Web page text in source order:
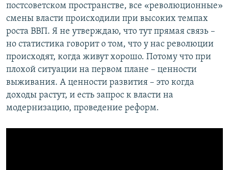
постсоветском пространстве, все «революционные»
смены власти происходили при высоких темпах
роста ВВП. Я не утверждаю, что тут прямая связь –
но статистика говорит о том, что у нас революции
происходят, когда живут хорошо. Потому что при
плохой ситуации на первом плане – ценности
выживания. А ценности развития – это когда
доходы растут, и есть запрос к власти на
модернизацию, проведение реформ.